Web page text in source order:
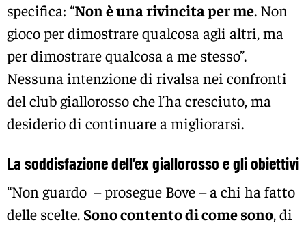
specifica: “Non è una rivincita per me. Non
gioco per dimostrare qualcosa agli altri, ma
per dimostrare qualcosa a me stesso”.
Nessuna intenzione di rivalsa nei confronti
del club giallorosso che l’ha cresciuto, ma
desiderio di continuare a migliorarsi.
La soddisfazione dell’ex giallorosso e gli obiettivi
“Non guardo – prosegue Bove – a chi ha fatto
delle scelte. Sono contento di come sono, di